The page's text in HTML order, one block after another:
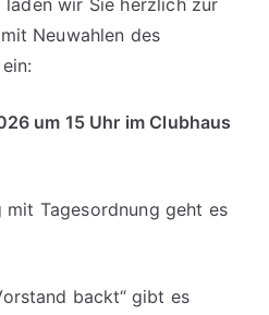
wir Sie herzlich zur
Neuwahlen des
um 15 Uhr im Clubhaus
Tagesordnung geht es
backt“ gibt es